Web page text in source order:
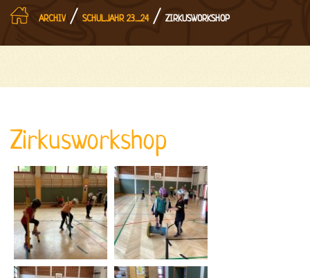
ARCHIV/ SCHULJAHR 23_24/ ZIRKUSWORKSHOP
Zirkusworkshop